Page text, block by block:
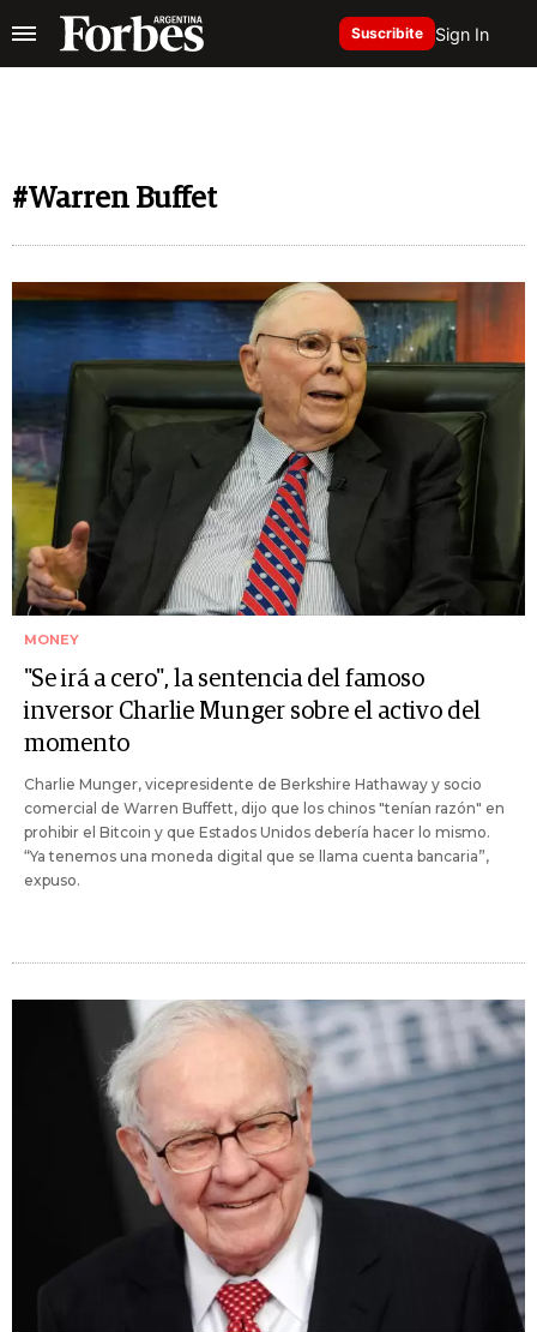
Suscribite Sign In
#Warren Buffet
MONEY
"Se irá a cero", la sentencia del famoso
inversor Charlie Munger sobre el activo del
momento
Charlie Munger, vicepresidente de Berkshire Hathaway y socio
comercial de Warren Buffett, dijo que los chinos "tenían razón" en
prohibir el Bitcoin y que Estados Unidos debería hacer lo mismo.
“Ya tenemos una moneda digital que se llama cuenta bancaria”,
expuso.